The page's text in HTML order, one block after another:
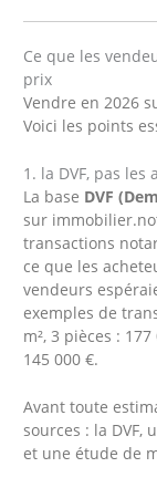
Ce que les
prix
Vendre en 2026
Voici les points
1. la DVF, pas les
La base DVF
sur
transactions
ce que les
vendeurs
exemples de
m², 3 pièces :
145 000 €.
Avant toute
sources : la DVF,
et une étude de